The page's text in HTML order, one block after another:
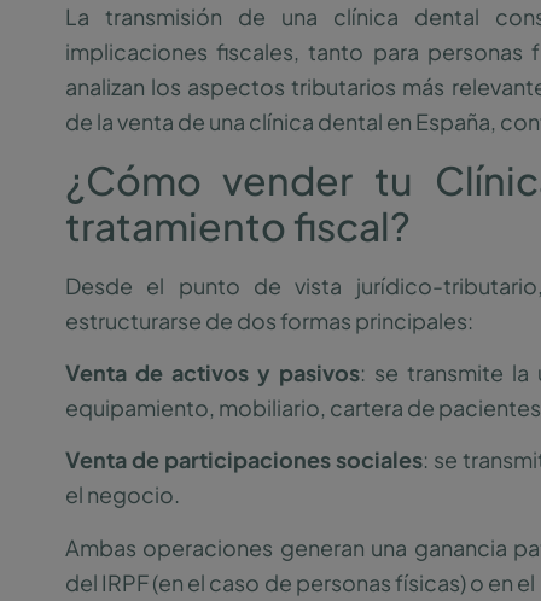
La transmisión de una clínica dental
implicaciones fiscales, tanto para
analizan los aspectos tributarios más
de la venta de una clínica dental en España,
¿Cómo vender tu
tratamiento fiscal?
Desde el punto de vista jurídico-
estructurarse de dos formas principales:
Venta de activos y pasivos: se transmite la
equipamiento, mobiliario, cartera de
Venta de participaciones sociales: se
el negocio.
Ambas operaciones generan una ganancia
del IRPF (en el caso de personas físicas) o en